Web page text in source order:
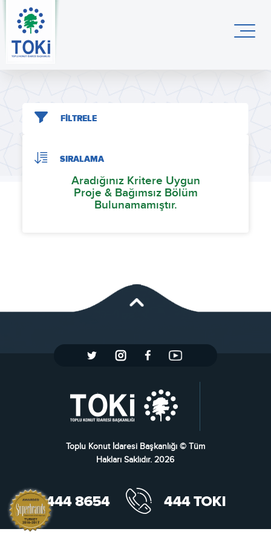
FİLTRELE
SIRALAMA
Aradığınız Kritere Uygun
Proje & Bağımsız Bölüm
Bulunamamıştır.
Toplu Konut İdaresi Başkanlığı © Tüm
Hakları Saklıdır. 2026